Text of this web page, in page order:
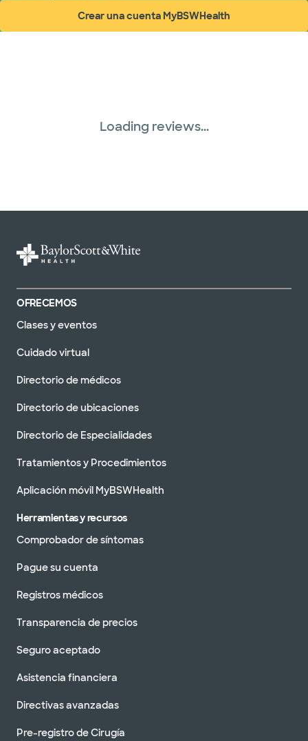
Crear una cuenta MyBSWHealth
(abre en ventana nueva)
Loading reviews...
OFRECEMOS
Clases y eventos
Cuidado virtual
Directorio de médicos
Directorio de ubicaciones
Directorio de Especialidades
Tratamientos y Procedimientos
Aplicación móvil MyBSWHealth
Herramientas y recursos
Comprobador de síntomas
Pague su cuenta
Registros médicos
Transparencia de precios
Seguro aceptado
Asistencia financiera
Directivas avanzadas
Pre-registro de Cirugía